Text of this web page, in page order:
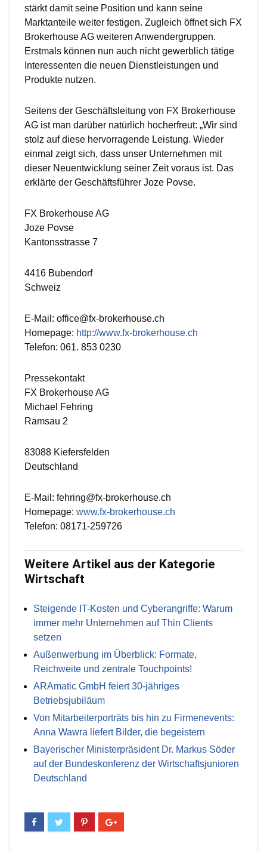
stärkt damit seine Position und kann seine
Marktanteile weiter festigen. Zugleich öffnet sich FX
Brokerhouse AG weiteren Anwendergruppen.
Erstmals können nun auch nicht gewerblich tätige
Interessenten die neuen Dienstleistungen und
Produkte nutzen.
Seitens der Geschäftsleitung von FX Brokerhouse
AG ist man darüber natürlich hocherfreut: „Wir sind
stolz auf diese hervorragende Leistung. Wieder
einmal zeigt sich, dass unser Unternehmen mit
dieser Neuentwicklung seiner Zeit voraus ist. Das
erklärte der Geschäftsführer Joze Povse.
FX Brokerhouse AG
Joze Povse
Kantonsstrasse 7
4416 Bubendorf
Schweiz
E-Mail: office@fx-brokerhouse.ch
Homepage: http://www.fx-brokerhouse.ch
Telefon: 061. 853 0230
Pressekontakt
FX Brokerhouse AG
Michael Fehring
Ramsau 2
83088 Kiefersfelden
Deutschland
E-Mail: fehring@fx-brokerhouse.ch
Homepage: www.fx-brokerhouse.ch
Telefon: 08171-259726
Weitere Artikel aus der Kategorie
Wirtschaft
Steigende IT-Kosten und Cyberangriffe: Warum
immer mehr Unternehmen auf Thin Clients
setzen
Außenwerbung im Überblick: Formate,
Reichweite und zentrale Touchpoints!
ARAmatic GmbH feiert 30-jähriges
Betriebsjubiläum
Von Mitarbeiterporträts bis hin zu Firmenevents:
Anna Wawra liefert Bilder, die begeistern
Bayerischer Ministerpräsident Dr. Markus Söder
auf der Bundeskonferenz der Wirtschaftsjunioren
Deutschland